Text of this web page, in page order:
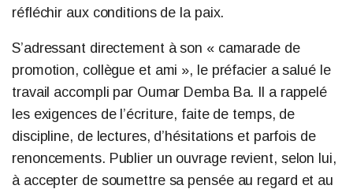
réfléchir aux conditions de la paix.
S’adressant directement à son « camarade de
promotion, collègue et ami », le préfacier a salué le
travail accompli par Oumar Demba Ba. Il a rappelé
les exigences de l’écriture, faite de temps, de
discipline, de lectures, d’hésitations et parfois de
renoncements. Publier un ouvrage revient, selon lui,
à accepter de soumettre sa pensée au regard et au